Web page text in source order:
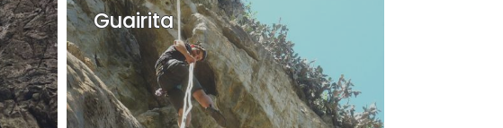
Guairita